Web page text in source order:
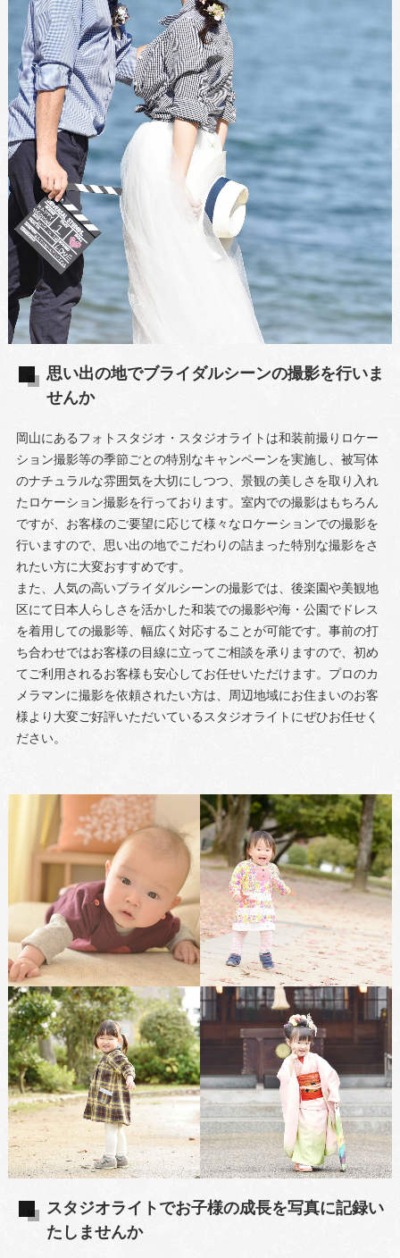
思い出の地でブライダルシーンの撮影を行いま
せんか
岡山にあるフォトスタジオ・スタジオライトは和装前撮りロケー
ション撮影等の季節ごとの特別なキャンペーンを実施し、被写体
のナチュラルな雰囲気を大切にしつつ、景観の美しさを取り入れ
たロケーション撮影を行っております。室内での撮影はもちろん
ですが、お客様のご要望に応じて様々なロケーションでの撮影を
行いますので、思い出の地でこだわりの詰まった特別な撮影をさ
れたい方に大変おすすめです。
また、人気の高いブライダルシーンの撮影では、後楽園や美観地
区にて日本人らしさを活かした和装での撮影や海・公園でドレス
を着用しての撮影等、幅広く対応することが可能です。事前の打
ち合わせではお客様の目線に立ってご相談を承りますので、初め
てご利用されるお客様も安心してお任せいただけます。プロのカ
メラマンに撮影を依頼されたい方は、周辺地域にお住まいのお客
様より大変ご好評いただいているスタジオライトにぜひお任せく
ださい。
スタジオライトでお子様の成長を写真に記録い
たしませんか